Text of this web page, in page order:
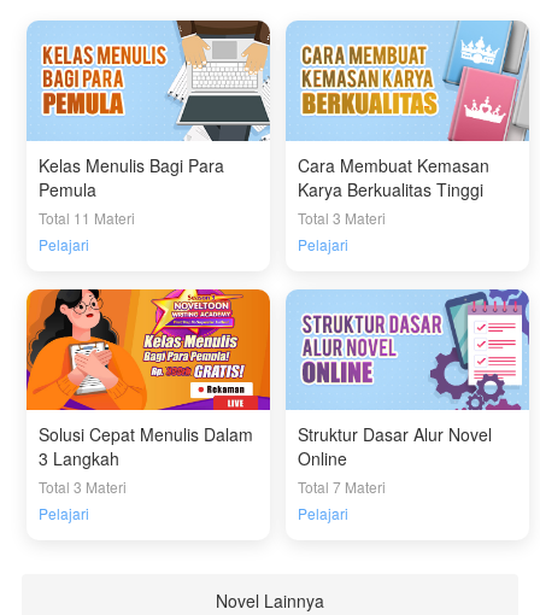
Kelas Menulis Bagi Para
Pemula
Total 11 Materi
Pelajari
Cara Membuat Kemasan
Karya Berkualitas Tinggi
Total 3 Materi
Pelajari
Solusi Cepat Menulis Dalam
3 Langkah
Total 3 Materi
Pelajari
Struktur Dasar Alur Novel
Online
Total 7 Materi
Pelajari
Novel Lainnya